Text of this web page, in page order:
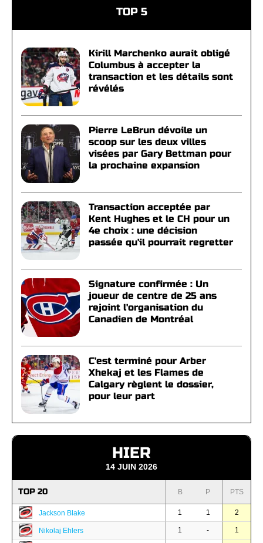
TOP 5
Kirill Marchenko aurait obligé
Columbus à accepter la
transaction et les détails sont
révélés
Pierre LeBrun dévoile un
scoop sur les deux villes
visées par Gary Bettman pour
la prochaine expansion
Transaction acceptée par
Kent Hughes et le CH pour un
4e choix : une décision
passée qu'il pourrait regretter
Signature confirmée : Un
joueur de centre de 25 ans
rejoint l'organisation du
Canadien de Montréal
C'est terminé pour Arber
Xhekaj et les Flames de
Calgary règlent le dossier,
pour leur part
HIER
14 JUIN 2026
TOP 20 B P PTS
Jackson Blake 1 1 2
Nikolaj Ehlers 1 - 1